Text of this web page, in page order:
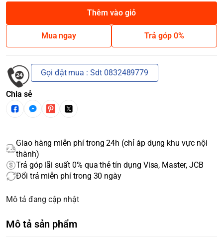
Thêm vào giỏ
Mua ngay Trả góp 0%
Gọi đặt mua : Sdt 0832489779
Chia sẻ
Giao hàng miễn phí trong 24h (chỉ áp dụng khu vực nội
thành)
Trả góp lãi suất 0% qua thẻ tín dụng Visa, Master, JCB
Đổi trả miễn phí trong 30 ngày
Mô tả đang cập nhật
Mô tả sản phẩm